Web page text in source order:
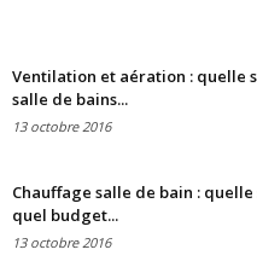
Ventilation et aération : quelle
salle de bains...
13 octobre 2016
Chauffage salle de bain :
quel budget...
13 octobre 2016